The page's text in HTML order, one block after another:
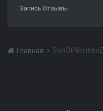
Запись Отзывы
Главная